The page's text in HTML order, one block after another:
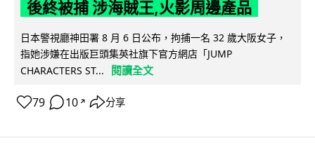
後終被捕 涉海賊王,火影周邊產品
日本警視廳神田署 8 月 6 日公布，拘捕一名 32 歲大阪女子，
指她涉嫌在出版巨頭集英社旗下官方網店「JUMP
CHARACTERS ST...
閱讀全文
79 10 ↗ 分享